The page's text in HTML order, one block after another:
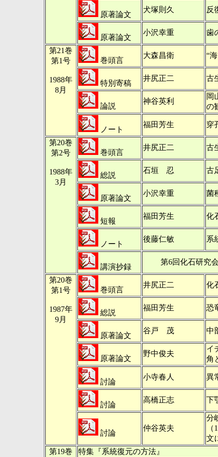
原著論文
犬塚則久 反
原著論文
小沢幸重 歯
第21巻
第1号
1988年
8月
巻頭言
大森昌衛 “
特別寄稿
井尻正二 古
論説
神谷英利
岡
の
ノート
福田芳生 穿
第20巻
第2号
1988年
3月
巻頭言
井尻正二 古
総説
石垣 忍 古
原著論文
小沢幸重 菌
短報
福田芳生 化
ノート
後藤仁敏 系
講演抄録
第6回化石研究会
第20巻
第1号
1987年
9月
巻頭言
井尻正二 化
総説
福田芳生 恐
原著論文
谷戸 茂 中
原著論文
野中俊夫
イ
角
討論
小寺春人 異
討論
高橋正志 下
討論
仲谷英夫
分
文
第19巻
特集『系統復元の方法』